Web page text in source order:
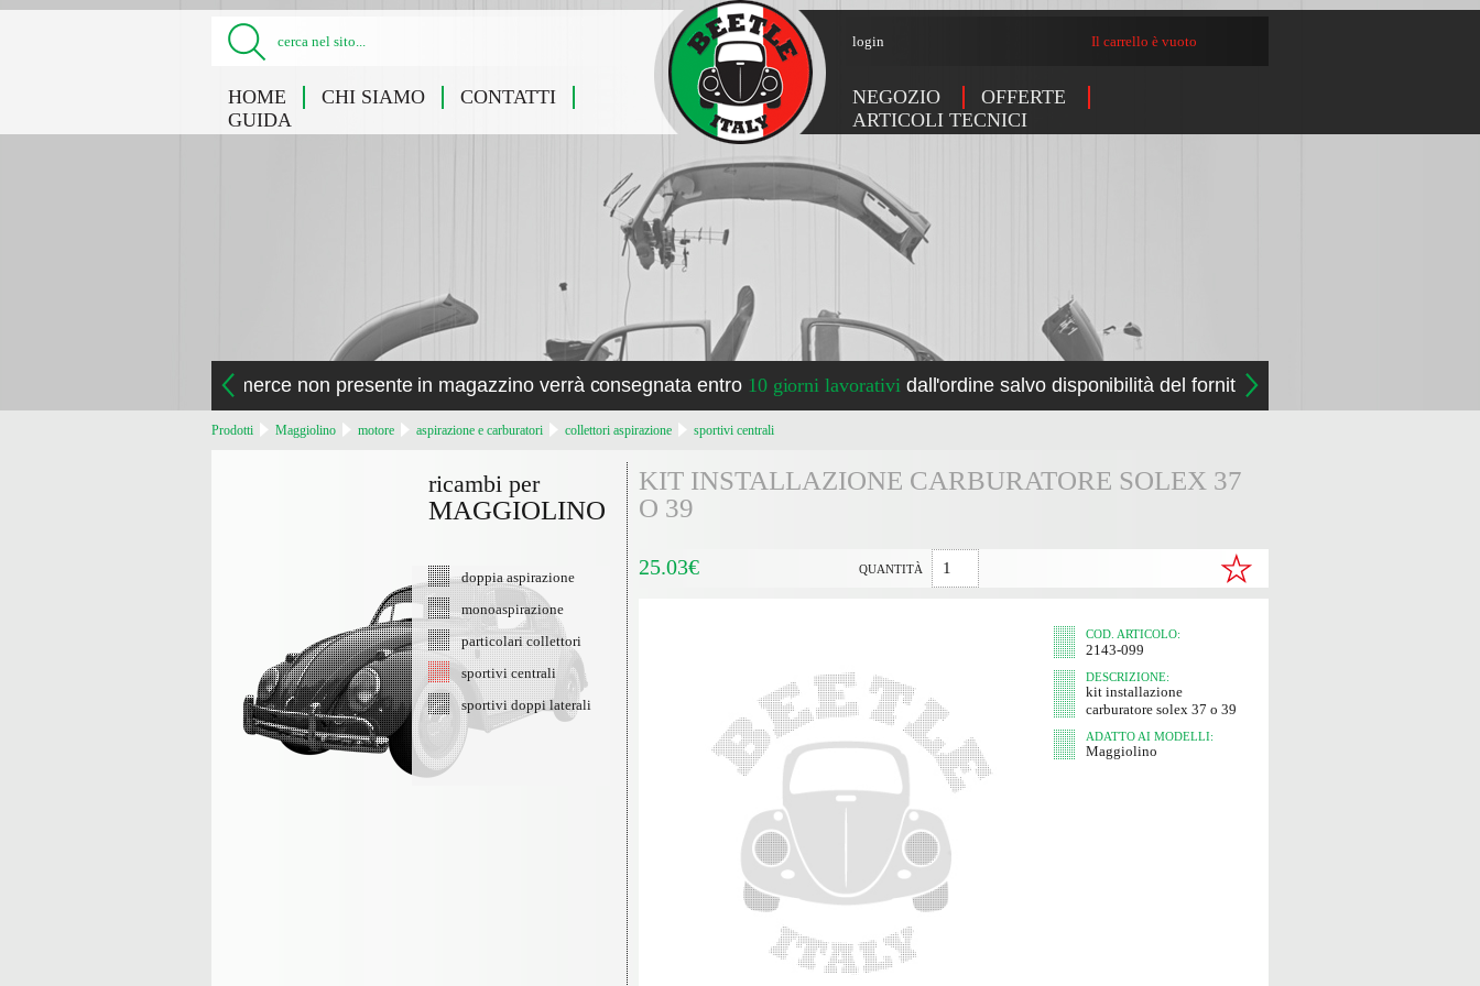
cerca nel sito... Il carrello è vuoto
login
HOME CHI SIAMO
CONTATTI
GUIDA
NEGOZIO
OFFERTE
ARTICOLI TECNICI
la merce non presente in magazzino verrà consegnata entro 10 giorni lavoratividall'ordine salvo disponibilità del fornitore
Prodotti Maggiolino motore aspirazione e carburatori collettori aspirazione sportivi centrali
ricambi per
MAGGIOLINO
doppia aspirazione
monoaspirazione
particolari collettori
sportivi centrali
sportivi doppi laterali
KIT INSTALLAZIONE CARBURATORE SOLEX 37
O 39
25.03€ QUANTITÀ
COD. ARTICOLO:
2143-099
DESCRIZIONE:
kit installazione
carburatore solex 37 o 39
ADATTO AI MODELLI:
Maggiolino